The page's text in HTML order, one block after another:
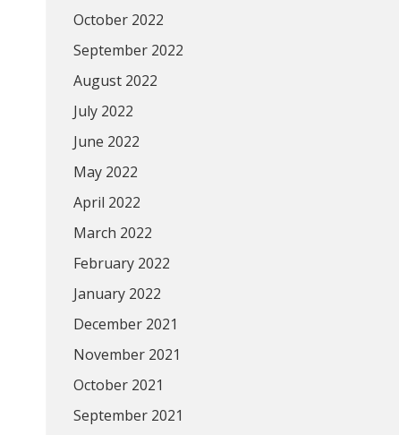
October 2022
September 2022
August 2022
July 2022
June 2022
May 2022
April 2022
March 2022
February 2022
January 2022
December 2021
November 2021
October 2021
September 2021